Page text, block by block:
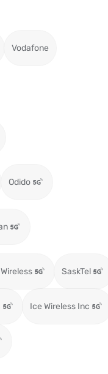
Vodafone
Odido
SaskTel
Ice Wireless Inc